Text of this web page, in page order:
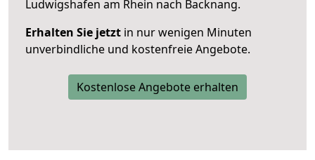
Ludwigshafen am Rhein nach Backnang.
Erhalten Sie jetzt in nur wenigen Minuten
unverbindliche und kostenfreie Angebote.
Kostenlose Angebote erhalten